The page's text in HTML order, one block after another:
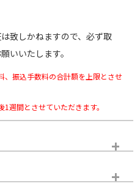
致しかねますので、必ず取
いいたします。
振込手数料の合計額を上限とさせ
週間とさせていただきます。
り判断しておりますので、あら
ください。